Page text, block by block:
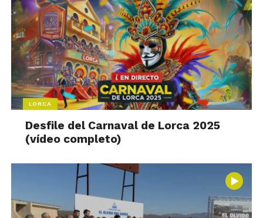
LORCA
Desfile del Carnaval de Lorca 2025
(vídeo completo)